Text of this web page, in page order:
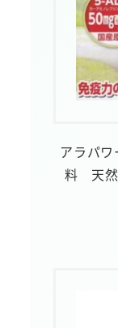
アラパ
料 天